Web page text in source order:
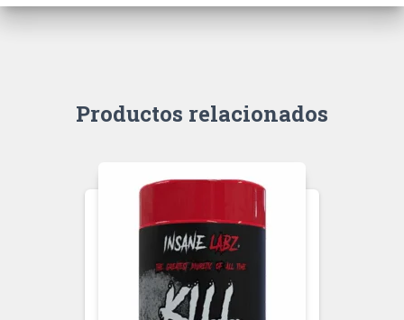
Productos relacionados